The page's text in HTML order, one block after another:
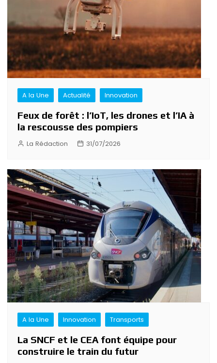
A la Une Actualité Innovation
Feux de forêt : l’IoT, les drones et l’IA à
la rescousse des pompiers
La Rédaction 31/07/2026
A la Une Innovation Transports
La SNCF et le CEA font équipe pour
construire le train du futur